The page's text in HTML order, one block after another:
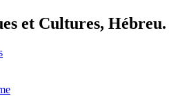
et Cultures, Hébreu.